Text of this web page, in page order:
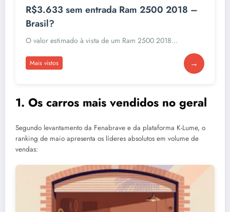
R$3.633 sem entrada Ram 2500 2018 –
Brasil?
O valor estimado à vista de um Ram 2500 2018...
Mais vistos →
1. Os carros mais vendidos no geral
Segundo levantamento da Fenabrave e da plataforma K-Lume, o
ranking de maio apresenta os líderes absolutos em volume de
vendas: